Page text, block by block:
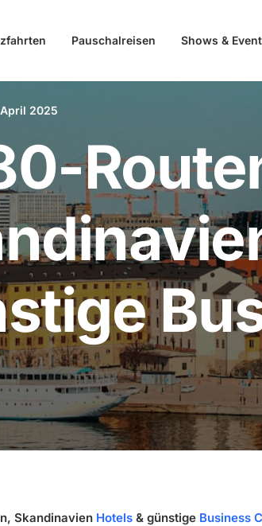
Pauschalreisen Shows &
2025
Skandinavien Hotels & günstige Business